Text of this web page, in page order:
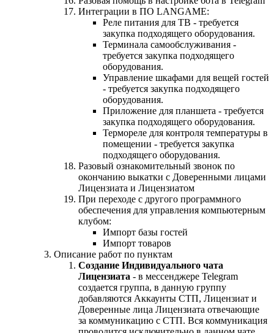
Интеграции в ПО LANGAME:
Реле питания для ТВ - требуется
закупка подходящего оборудования.
Терминала самообслуживания -
требуется закупка подходящего
оборудования.
Управление шкафами для вещей гостей
- требуется закупка подходящего
оборудования.
Приложение для планшета - требуется
закупка подходящего оборудования.
Термореле для контроля температуры в
помещении - требуется закупка
подходящего оборудования.
Разовый ознакомительный звонок по
окончанию выкатки с Доверенными лицами
Лицензиата и Лицензиатом
При переходе с другого программного
обеспечения для управления компьютерным
клубом:
Импорт базы гостей
Импорт товаров
Описание работ по пунктам
Создание Индивидуального чата
Лицензиата - в мессенджере Telegram
создается группа, в данную группу
добавляются Аккаунты СТП, Лицензиат и
Доверенные лица Лицензиата отвечающие
за коммуникацию с СТП. Вся коммуникация